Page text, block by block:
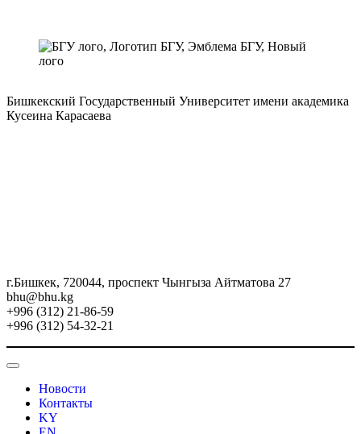
Бишкекский Государственный Университет имени академика
Кусеина Карасаева
г.Бишкек, 720044, проспект Чынгыза Айтматова 27
bhu@bhu.kg
+996 (312) 21-86-59
+996 (312) 54-32-21
Новости
Контакты
KY